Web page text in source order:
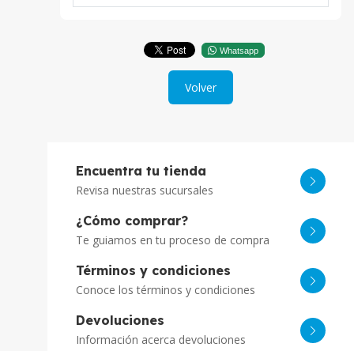
Whatsapp
Volver
Encuentra tu tienda
Revisa nuestras sucursales
¿Cómo comprar?
Te guiamos en tu proceso de compra
Términos y condiciones
Conoce los términos y condiciones
Devoluciones
Información acerca devoluciones